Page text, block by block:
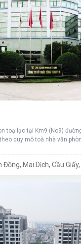
toạ lạc tại Km9 (No9)
quy mô toà nhà văn
Đồng, Mai Dịch, Cầu Giấy,